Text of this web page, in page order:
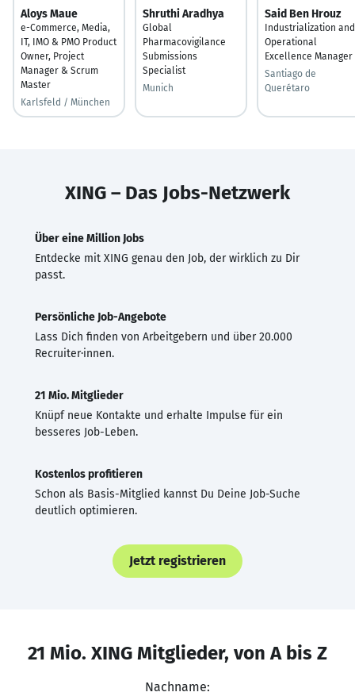
Aloys Maue
e-Commerce, Media,
IT, IMO & PMO Product
Owner, Project
Manager & Scrum
Master
Karlsfeld / München
Shruthi Aradhya
Global
Pharmacovigilance
Submissions
Specialist
Munich
Said Ben Hrouz
Industrialization and
Operational
Excellence Manager
Santiago de
Querétaro
XING – Das Jobs-Netzwerk
Über eine Million Jobs
Entdecke mit XING genau den Job, der wirklich zu Dir
passt.
Persönliche Job-Angebote
Lass Dich finden von Arbeitgebern und über 20.000
Recruiter·innen.
21 Mio. Mitglieder
Knüpf neue Kontakte und erhalte Impulse für ein
besseres Job-Leben.
Kostenlos profitieren
Schon als Basis-Mitglied kannst Du Deine Job-Suche
deutlich optimieren.
Jetzt registrieren
21 Mio. XING Mitglieder, von A bis Z
Nachname: